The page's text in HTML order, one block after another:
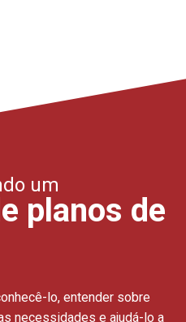
um
planos de
lo, entender sobre
necessidades e ajudá-lo a